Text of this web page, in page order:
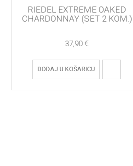
RIEDEL EXTREME OAKED
CHARDONNAY (SET 2 KOM.)
37,90 €
DODAJ U KOŠARICU